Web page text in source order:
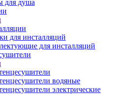
для душа
для инсталляций
для инсталляций
водяные
электрические